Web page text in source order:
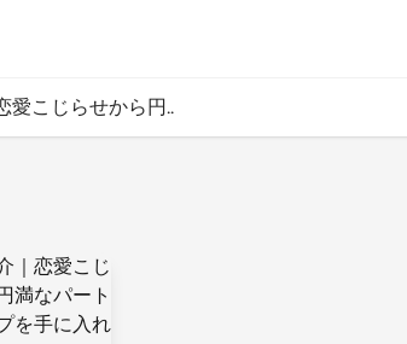
愛こじらせから円..